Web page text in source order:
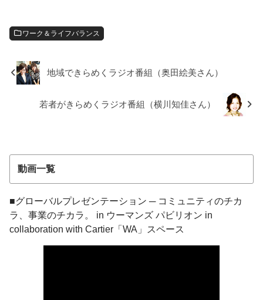
ワーク＆ライフバランス
地域できらめくラジオ番組（奥田絵美さん）
若者がきらめくラジオ番組（横川知佳さん）
動画一覧
■グローバルプレゼンテーション ─ コミュニティのチカ
ラ、事業のチカラ。 in ウーマンズ パビリオン in
collaboration with Cartier「WA」スペース